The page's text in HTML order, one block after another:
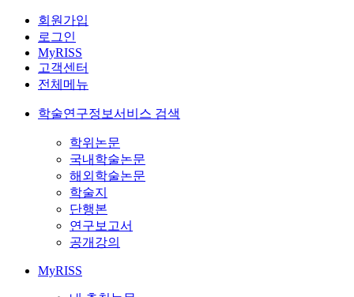
회원가입
로그인
MyRISS
고객센터
전체메뉴
학술연구정보서비스 검색
학위논문
국내학술논문
해외학술논문
학술지
단행본
연구보고서
공개강의
MyRISS